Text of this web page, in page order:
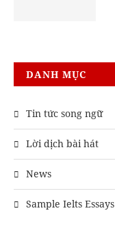
DANH MỤC
Tin tức song ngữ
Lời dịch bài hát
News
Sample Ielts Essays